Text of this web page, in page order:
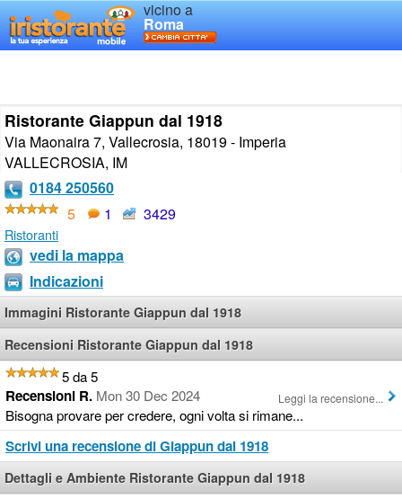
vicino a
Roma
Ristorante Giappun dal 1918
Via Maonaira 7, Vallecrosia, 18019 - Imperia
VALLECROSIA, IM
0184 250560
5
1 3429
Ristoranti
vedi la mappa
Indicazioni
Immagini Ristorante Giappun dal 1918
Recensioni Ristorante Giappun dal 1918
5 da 5
Recensioni R. Mon 30 Dec 2024
Bisogna provare per credere, ogni volta si rimane...
Leggi la recensione...
Scrivi una recensione di Giappun dal 1918
Dettagli e Ambiente Ristorante Giappun dal 1918